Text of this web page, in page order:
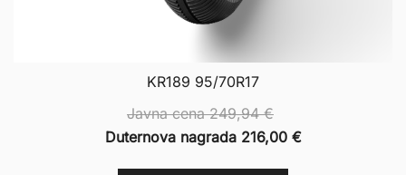
KR189 95/70R17
Javna cena249,94€
Duternova nagrada 216,00 €